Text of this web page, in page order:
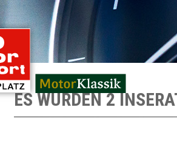
ES WURDEN 2